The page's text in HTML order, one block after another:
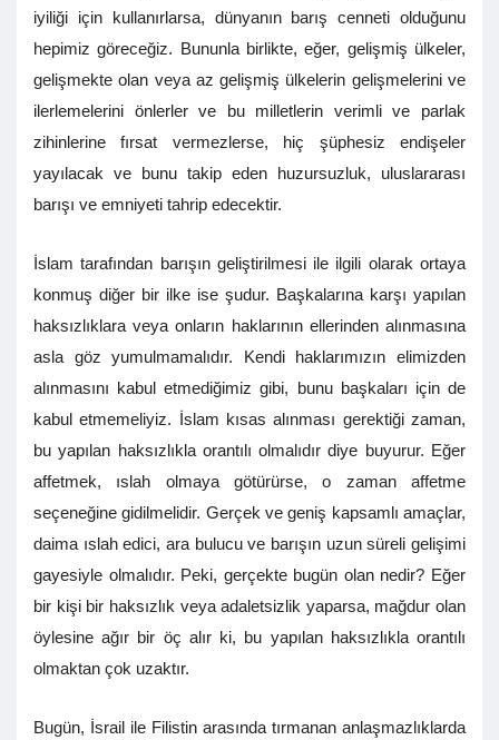
iyiliği için kullanırlarsa, dünyanın barış cenneti olduğunu
hepimiz göreceğiz. Bununla birlikte, eğer, gelişmiş ülkeler,
gelişmekte olan veya az gelişmiş ülkelerin gelişmelerini ve
ilerlemelerini önlerler ve bu milletlerin verimli ve parlak
zihinlerine fırsat vermezlerse, hiç şüphesiz endişeler
yayılacak ve bunu takip eden huzursuzluk, uluslararası
barışı ve emniyeti tahrip edecektir.
İslam tarafından barışın geliştirilmesi ile ilgili olarak ortaya
konmuş diğer bir ilke ise şudur. Başkalarına karşı yapılan
haksızlıklara veya onların haklarının ellerinden alınmasına
asla göz yumulmamalıdır. Kendi haklarımızın elimizden
alınmasını kabul etmediğimiz gibi, bunu başkaları için de
kabul etmemeliyiz. İslam kısas alınması gerektiği zaman,
bu yapılan haksızlıkla orantılı olmalıdır diye buyurur. Eğer
affetmek, ıslah olmaya götürürse, o zaman affetme
seçeneğine gidilmelidir. Gerçek ve geniş kapsamlı amaçlar,
daima ıslah edici, ara bulucu ve barışın uzun süreli gelişimi
gayesiyle olmalıdır. Peki, gerçekte bugün olan nedir? Eğer
bir kişi bir haksızlık veya adaletsizlik yaparsa, mağdur olan
öylesine ağır bir öç alır ki, bu yapılan haksızlıkla orantılı
olmaktan çok uzaktır.
Bugün, İsrail ile Filistin arasında tırmanan anlaşmazlıklarda